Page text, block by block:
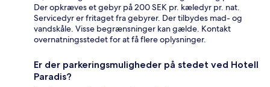
Der opkræves et gebyr på 200 SEK pr. kæledyr pr. nat.
Servicedyr er fritaget fra gebyrer. Der tilbydes mad- og
vandskåle. Visse begrænsninger kan gælde. Kontakt
overnatningsstedet for at få flere oplysninger.
Er der parkeringsmuligheder på stedet ved Hotell
Paradis?